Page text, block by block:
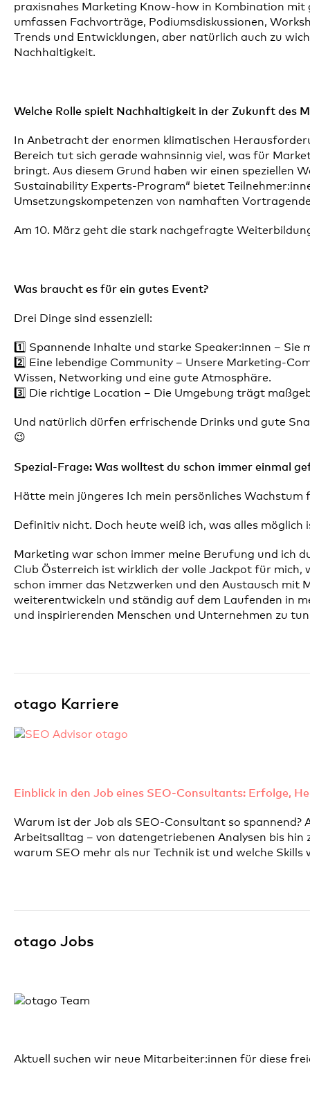
praxisnahes Marketing Know-how in Kombination
umfassen Fachvorträge, Podiumsdiskussionen,
Trends und Entwicklungen, aber natürlich auch zu
Nachhaltigkeit.
Welche Rolle spielt Nachhaltigkeit in der Zukunft des
In Anbetracht der enormen klimatischen
Bereich tut sich gerade wahnsinnig viel, was für
bringt. Aus diesem Grund haben wir einen speziellen
Sustainability Experts-Program“ bietet
Umsetzungskompetenzen von namhaften
Am 10. März geht die stark nachgefragte
Was braucht es für ein gutes Event?
Drei Dinge sind essenziell:
1️⃣ Spannende Inhalte und starke Speaker:innen –
2️⃣ Eine lebendige Community – Unsere Marketing-
Wissen, Networking und eine gute Atmosphäre.
3️⃣ Die richtige Location – Die Umgebung trägt
Und natürlich dürfen erfrischende Drinks und gute
😉
Spezial-Frage: Was wolltest du schon immer einmal
Hätte mein jüngeres Ich mein persönliches Wachstum
Definitiv nicht. Doch heute weiß ich, was alles
Marketing war schon immer meine Berufung und ich
Club Österreich ist wirklich der volle Jackpot für
schon immer das Netzwerken und den Austausch mit
weiterentwickeln und ständig auf dem Laufenden in
und inspirierenden Menschen und Unternehmen zu
otago Karriere
Einblick in den Job eines SEO-Consultants: Erfolge,
Warum ist der Job als SEO-Consultant so
Arbeitsalltag – von datengetriebenen Analysen bis
warum SEO mehr als nur Technik ist und welche Skills
otago Jobs
Aktuell suchen wir neue Mitarbeiter:innen für diese